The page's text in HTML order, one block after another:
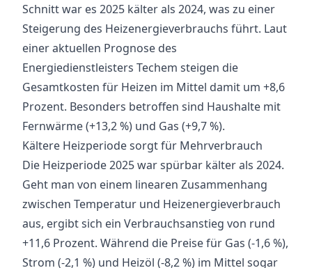
Schnitt war es 2025 kälter als 2024, was zu einer
Steigerung des Heizenergieverbrauchs führt. Laut
einer aktuellen Prognose des
Energiedienstleisters Techem steigen die
Gesamtkosten für Heizen im Mittel damit um +8,6
Prozent. Besonders betroffen sind Haushalte mit
Fernwärme (+13,2 %) und Gas (+9,7 %).
Kältere Heizperiode sorgt für Mehrverbrauch
Die Heizperiode 2025 war spürbar kälter als 2024.
Geht man von einem linearen Zusammenhang
zwischen Temperatur und Heizenergieverbrauch
aus, ergibt sich ein Verbrauchsanstieg von rund
+11,6 Prozent. Während die Preise für Gas (-1,6 %),
Strom (-2,1 %) und Heizöl (-8,2 %) im Mittel sogar